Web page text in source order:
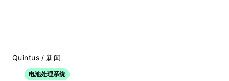
Quintus / 新闻
电池处理系统